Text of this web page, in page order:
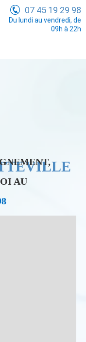
07 45 19 29 98
Du lundi au vendredi, de
09h à 22h
AU